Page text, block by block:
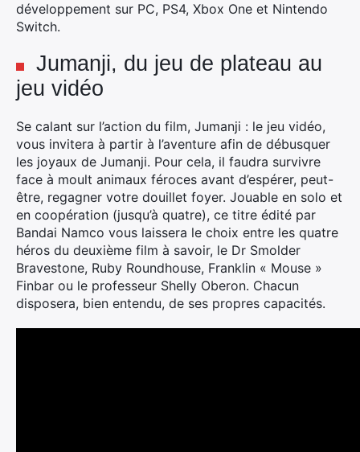
développement sur PC, PS4, Xbox One et Nintendo
Switch.
Jumanji, du jeu de plateau au
jeu vidéo
Se calant sur l’action du film, Jumanji : le jeu vidéo,
vous invitera à partir à l’aventure afin de débusquer
les joyaux de Jumanji. Pour cela, il faudra survivre
face à moult animaux féroces avant d’espérer, peut-
être, regagner votre douillet foyer. Jouable en solo et
en coopération (jusqu’à quatre), ce titre édité par
Bandai Namco vous laissera le choix entre les quatre
héros du deuxième film à savoir, le Dr Smolder
Bravestone, Ruby Roundhouse, Franklin « Mouse »
Finbar ou le professeur Shelly Oberon. Chacun
disposera, bien entendu, de ses propres capacités.